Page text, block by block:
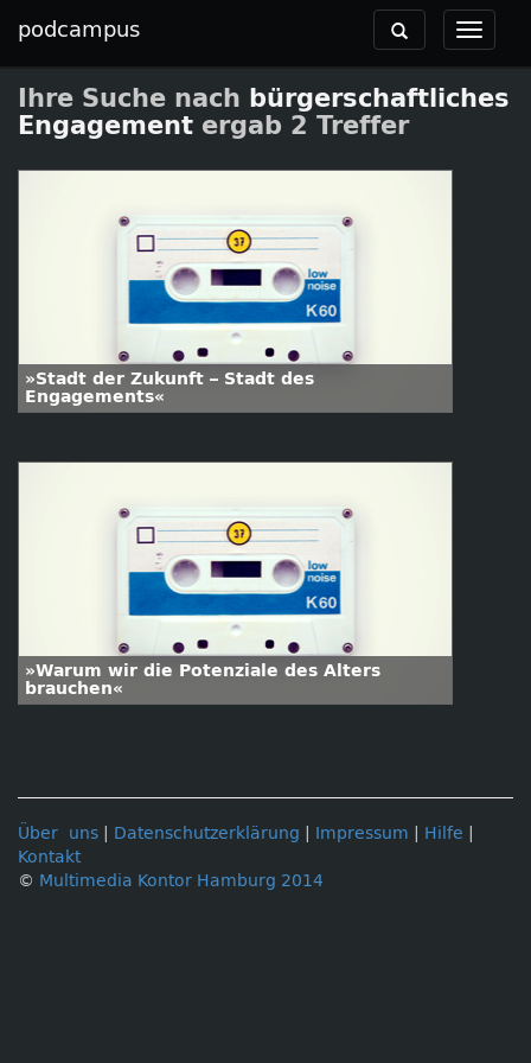
podcampus
Toggle
Toggle
navigation
Ihre Suche nach bürgerschaftliches
Engagement ergab 2 Treffer
»Stadt der Zukunft – Stadt des
Engagements«
»Warum wir die Potenziale des Alters
brauchen«
Über uns Datenschutzerklärung Impressum Hilfe
Kontakt
© Multimedia Kontor Hamburg 2014